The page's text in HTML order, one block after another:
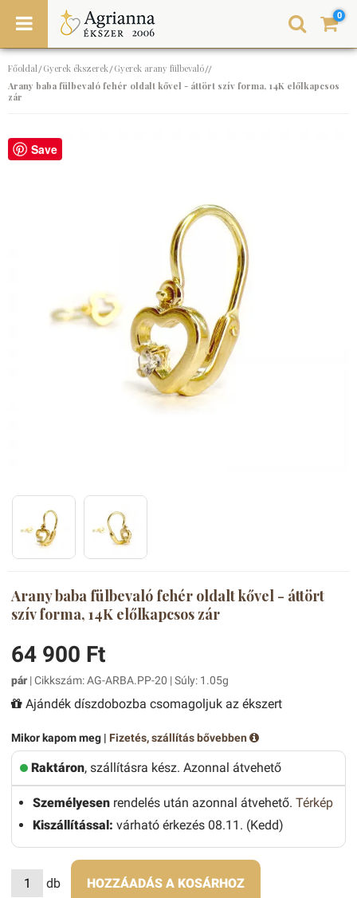
0
Főoldal/Gyerek ékszerek/Gyerek arany fülbevaló//
Arany baba fülbevaló fehér oldalt kővel - áttört szív forma, 14K előlkapcsos
zár
Save
Arany baba fülbevaló fehér oldalt kővel - áttört
szív forma, 14K előlkapcsos zár
64 900 Ft
pár | Cikkszám: AG-ARBA.PP-20 | Súly: 1.05g
Ajándék díszdobozba csomagoljuk az ékszert
Mikor kapom meg | Fizetés, szállítás bővebben
Raktáron, szállításra kész. Azonnal átvehető
Személyesen rendelés után azonnal átvehető. Térkép
Kiszállítással: várható érkezés 08.11. (Kedd)
db HOZZÁADÁS A KOSÁRHOZ